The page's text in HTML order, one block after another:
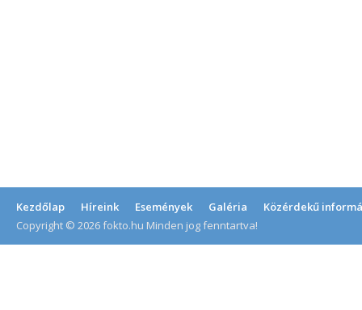
Kezdőlap Híreink Események Galéria
Közérdekű
Copyright © 2026 fokto.hu Minden jog fenntartva!